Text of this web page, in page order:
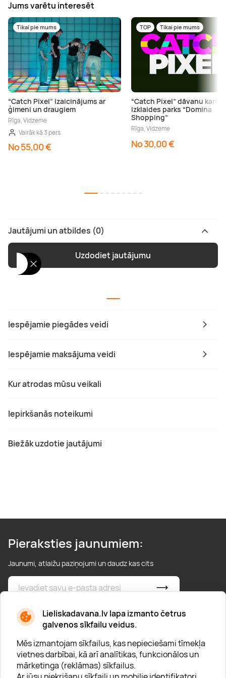
Lieliskadavana.lv lapa izmanto četrus
galvenos sīkfailu veidus.
Mēs izmantojam sīkfailus, kas nepieciešami tīmekļa
vietnes darbībai, kā arī analītikas, funkcionālos un
mārketinga (reklāmas) sīkfailus.
Iespējamie piegādes veidi
Iespējamie maksājuma veidi
Kur atrodas mūsu veikali
Iepirkšanās noteikumi
Biežāk uzdotie jautājumi
Jums varētu interesēt
Tikai pie mums
“Catch Pixel” izaicinājums ar
ģimeni un draugiem
Rīga, Vidzeme
Vairāk kā 3 pers.
No 55,00 €
TOP Tikai pie mums
“Catch Pixel” dāvanu karte
izklaides parks “Domina
Shopping”
Rīga, Vidzeme
No 30,00 €
Jautājumi un atbildes (0)
Uzdodiet jautājumu
Pieraksties jaunumiem:
Jaunumi, atlaižu paziņojumi un daudz kas cits
* Esmu iepazinies/usies ar privātuma politiku